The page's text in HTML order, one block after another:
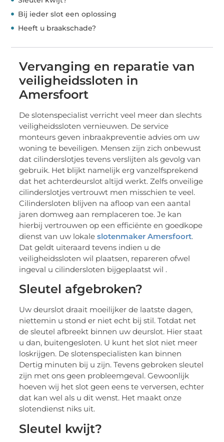
Bij ieder slot een oplossing
Heeft u braakschade?
Vervanging en reparatie van
veiligheidssloten in
Amersfoort
De slotenspecialist verricht veel meer dan slechts
veiligheidssloten vernieuwen. De service
monteurs geven inbraakpreventie advies om uw
woning te beveiligen. Mensen zijn zich onbewust
dat cilinderslotjes tevens verslijten als gevolg van
gebruik. Het blijkt namelijk erg vanzelfsprekend
dat het achterdeurslot altijd werkt. Zelfs onveilige
cilinderslotjes vertrouwt men misschien te veel.
Cilindersloten blijven na afloop van een aantal
jaren domweg aan remplaceren toe. Je kan
hierbij vertrouwen op een efficiënte en goedkope
dienst van uw lokaleslotenmaker Amersfoort.
Dat geldt uiteraard tevens indien u de
veiligheidssloten wil plaatsen, repareren ofwel
ingeval u cilindersloten bijgeplaatst wil .
Sleutel afgebroken?
Uw deurslot draait moeilijker de laatste dagen,
niettemin u stond er niet echt bij stil. Totdat net
de sleutel afbreekt binnen uw deurslot. Hier staat
u dan, buitengesloten. U kunt het slot niet meer
loskrijgen. De slotenspecialisten kan binnen
Dertig minuten bij u zijn. Tevens gebroken sleutel
zijn met ons geen probleemgeval. Gewoonlijk
hoeven wij het slot geen eens te verversen, echter
dat kan wel als u dit wenst. Het maakt onze
slotendienst niks uit.
Sleutel kwijt?